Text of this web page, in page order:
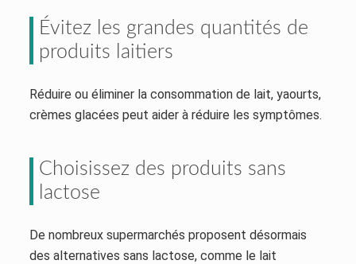
Évitez les grandes quantités de
produits laitiers
Réduire ou éliminer la consommation de lait, yaourts,
crèmes glacées peut aider à réduire les symptômes.
Choisissez des produits sans
lactose
De nombreux supermarchés proposent désormais
des alternatives sans lactose, comme le lait